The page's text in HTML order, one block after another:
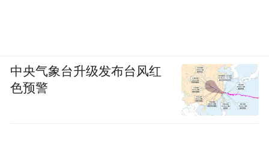
中央气象台升级发布台风红
色预警